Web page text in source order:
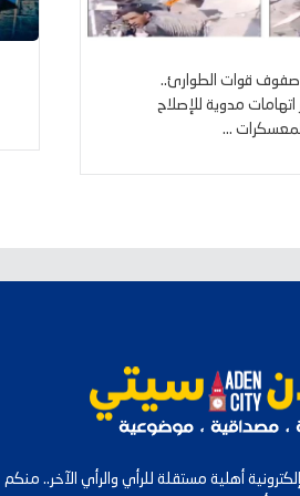
صفوف قوات الطوارئ..
مدوية للإصلاح
...
أهلية مستقلة للرأي والرأي الآخر.. منكم